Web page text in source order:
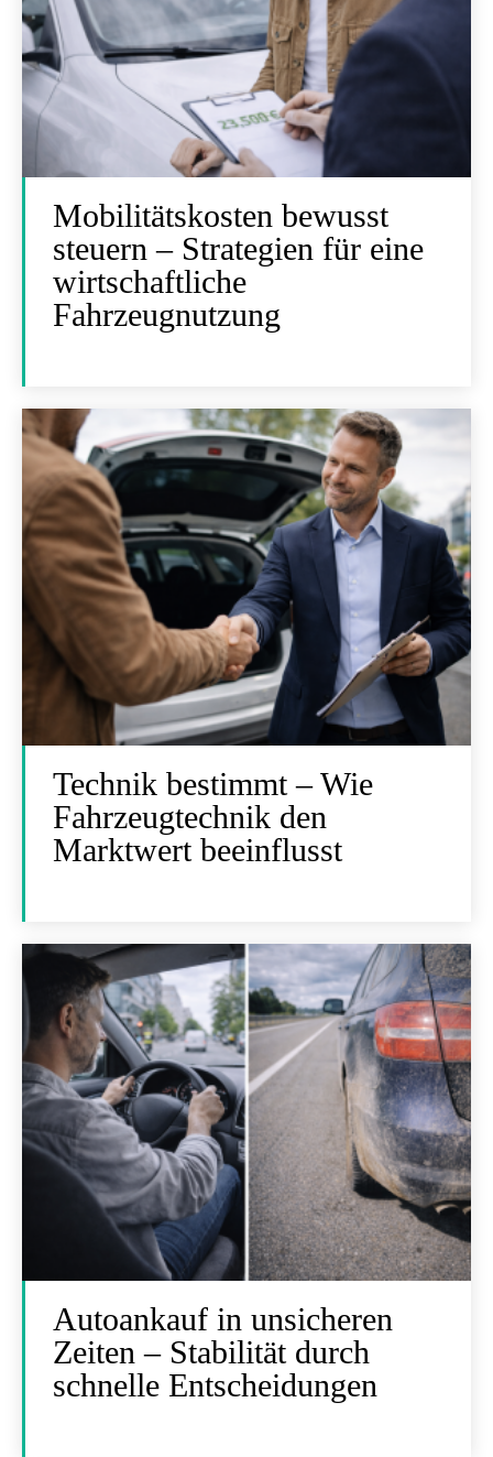
Mobilitätskosten bewusst
steuern – Strategien für eine
wirtschaftliche
Fahrzeugnutzung
Technik bestimmt – Wie
Fahrzeugtechnik den
Marktwert beeinflusst
Autoankauf in unsicheren
Zeiten – Stabilität durch
schnelle Entscheidungen